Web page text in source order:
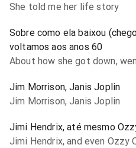
She told me her life story
Sobre como ela baixou
voltamos aos anos 60
About how she got down,
Jim Morrison, Janis Joplin
Jim Morrison, Janis Joplin
Jimi Hendrix, até mesmo
Jimi Hendrix, and even Ozzy